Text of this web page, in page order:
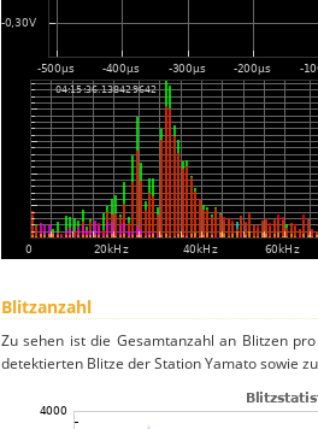
Blitzanzahl
Zu sehen ist die Gesamtanzahl an Blitzen
detektierten Blitze der Station Yamato sowie